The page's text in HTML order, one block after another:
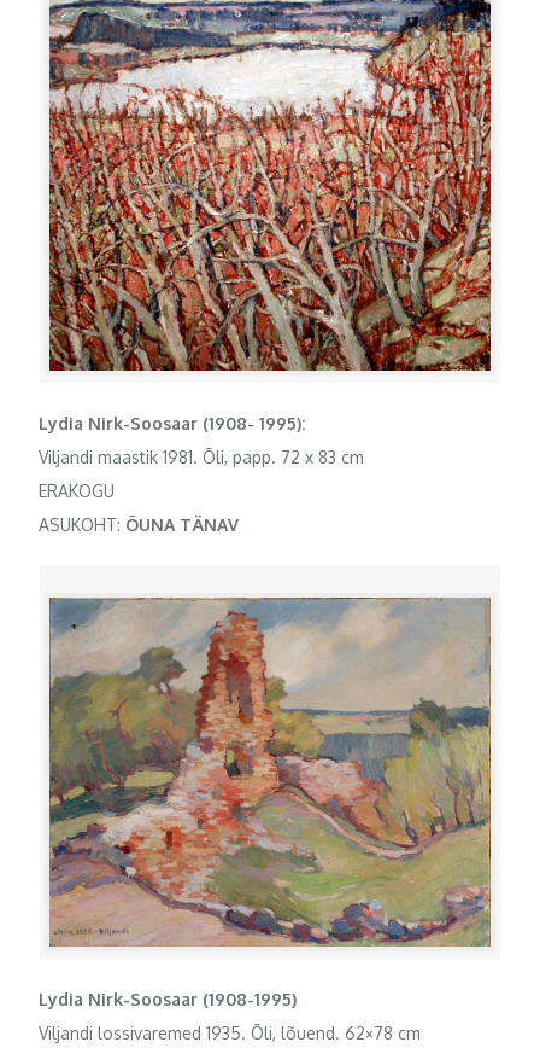
Lydia Nirk-Soosaar (1908- 1995):
Viljandi maastik 1981. Õli, papp. 72 x 83 cm
ERAKOGU
ASUKOHT: ÕUNA TÄNAV
Lydia Nirk-Soosaar (1908-1995)
Viljandi lossivaremed 1935. Õli, lõuend. 62×78 cm